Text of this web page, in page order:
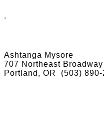
.
Ashtanga Mysore
707 Northeast
Portland, OR
(503) 890-